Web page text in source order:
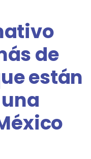
de
están